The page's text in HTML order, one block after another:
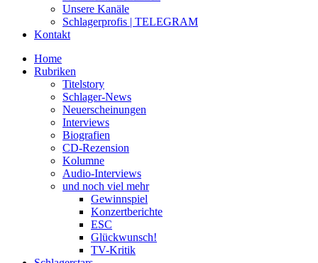
Unsere Kanäle
Schlagerprofis | TELEGRAM
Kontakt
Home
Rubriken
Titelstory
Schlager-News
Neuerscheinungen
Interviews
Biografien
CD-Rezension
Kolumne
Audio-Interviews
und noch viel mehr
Gewinnspiel
Konzertberichte
ESC
Glückwunsch!
TV-Kritik